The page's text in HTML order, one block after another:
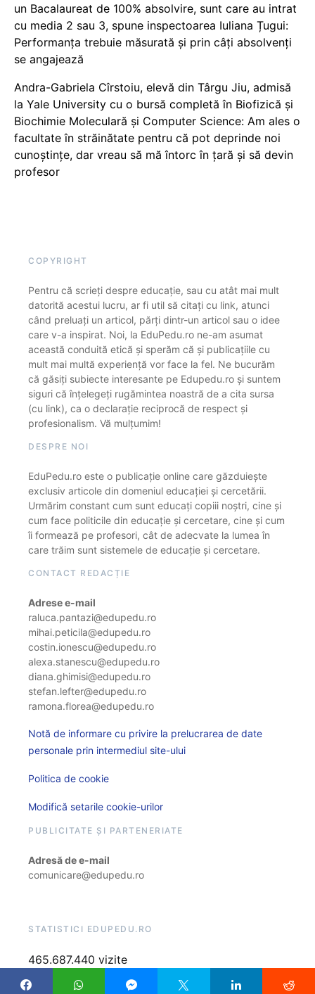
un Bacalaureat de 100% absolvire, sunt care au intrat
cu media 2 sau 3, spune inspectoarea Iuliana Țugui:
Performanța trebuie măsurată și prin câți absolvenți
se angajează
Andra-Gabriela Cîrstoiu, elevă din Târgu Jiu, admisă
la Yale University cu o bursă completă în Biofizică și
Biochimie Moleculară și Computer Science: Am ales o
facultate în străinătate pentru că pot deprinde noi
cunoștințe, dar vreau să mă întorc în țară și să devin
profesor
COPYRIGHT
Pentru că scrieți despre educație, sau cu atât mai mult
datorită acestui lucru, ar fi util să citați cu link, atunci
când preluați un articol, părți dintr-un articol sau o idee
care v-a inspirat. Noi, la EduPedu.ro ne-am asumat
această conduită etică și sperăm că și publicațiile cu
mult mai multă experiență vor face la fel. Ne bucurăm
că găsiți subiecte interesante pe Edupedu.ro și suntem
siguri că înțelegeți rugămintea noastră de a cita sursa
(cu link), ca o declarație reciprocă de respect și
profesionalism. Vă mulțumim!
DESPRE NOI
EduPedu.ro este o publicație online care găzduiește
exclusiv articole din domeniul educației și cercetării.
Urmărim constant cum sunt educați copiii noștri, cine și
cum face politicile din educație și cercetare, cine și cum
îi formează pe profesori, cât de adecvate la lumea în
care trăim sunt sistemele de educație și cercetare.
CONTACT REDACȚIE
Adrese e-mail
raluca.pantazi@edupedu.ro
mihai.peticila@edupedu.ro
costin.ionescu@edupedu.ro
alexa.stanescu@edupedu.ro
diana.ghimisi@edupedu.ro
stefan.lefter@edupedu.ro
ramona.florea@edupedu.ro
Notă de informare cu privire la prelucrarea de date
personale prin intermediul site-ului
Politica de cookie
Modifică setarile cookie-urilor
PUBLICITATE ȘI PARTENERIATE
Adresă de e-mail
comunicare@edupedu.ro
STATISTICI EDUPEDU.RO
465.687.440 vizite